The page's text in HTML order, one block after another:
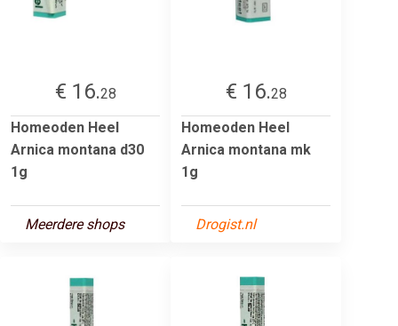
€ 16.28
Homeoden Heel
Arnica montana d30
1g
Meerdere shops
€ 16.28
Homeoden Heel
Arnica montana mk
1g
Drogist.nl